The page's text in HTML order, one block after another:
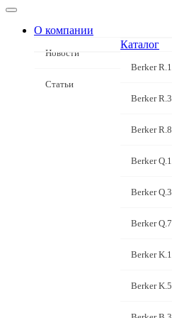
О компании
Новости
Статьи
Каталог
Berker R.1
Berker R.3
Berker R.8
Berker Q.1
Berker Q.3
Berker Q.7
Berker K.1
Berker K.5